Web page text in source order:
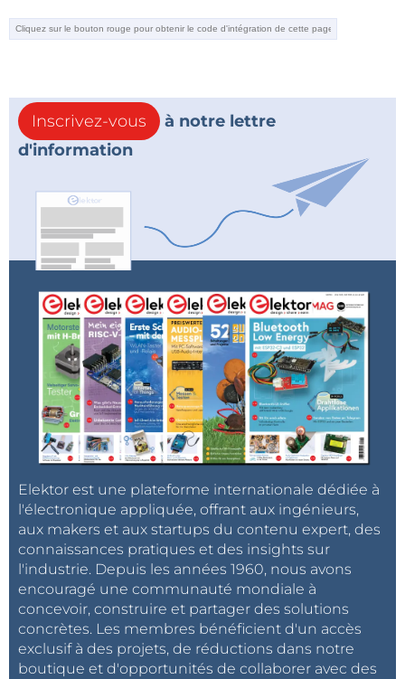
Inscrivez-vous
à notre lettre
d'information
Elektor est une plateforme internationale dédiée à
l'électronique appliquée, offrant aux ingénieurs,
aux makers et aux startups du contenu expert, des
connaissances pratiques et des insights sur
l'industrie. Depuis les années 1960, nous avons
encouragé une communauté mondiale à
concevoir, construire et partager des solutions
concrètes. Les membres bénéficient d'un accès
exclusif à des projets, de réductions dans notre
boutique et d'opportunités de collaborer avec des